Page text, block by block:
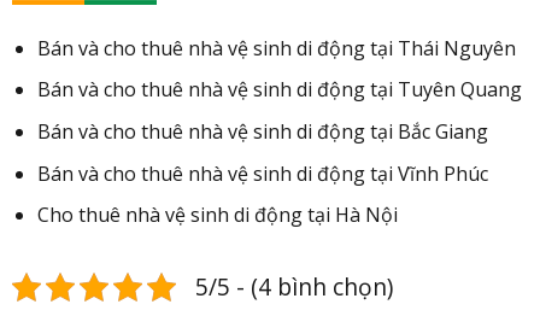
Bán và cho thuê nhà vệ sinh di động tại Thái Nguyên
Bán và cho thuê nhà vệ sinh di động tại Tuyên Quang
Bán và cho thuê nhà vệ sinh di động tại Bắc Giang
Bán và cho thuê nhà vệ sinh di động tại Vĩnh Phúc
Cho thuê nhà vệ sinh di động tại Hà Nội
5/5 - (4 bình chọn)